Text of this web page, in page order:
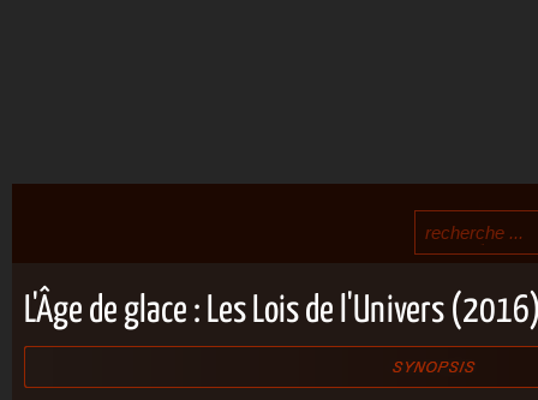
L'Âge de glace : Les Lois de l'Univers